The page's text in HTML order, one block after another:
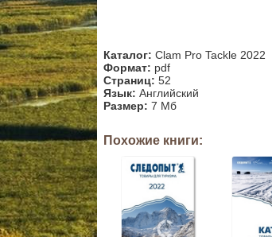
Каталог: Clam Pro Tackle 2022
Формат: pdf
Страниц: 52
Язык: Английский
Размер: 7 Мб
Похожие книги: